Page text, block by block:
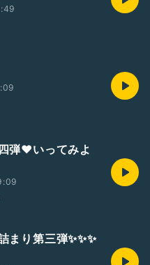
弾❤️いってみよ
まり第三弾✨✨✨